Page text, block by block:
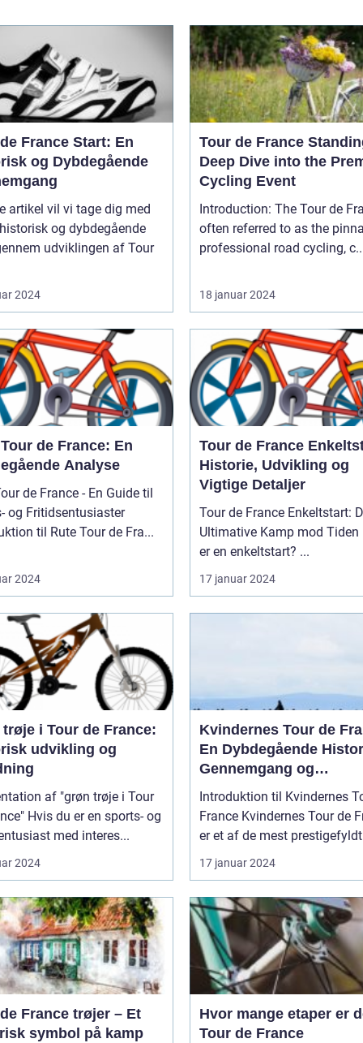
France Start: En
og Dybdegående
artikel vil vi tage dig med
og dybdegående
udviklingen af Tour
2024
Tour de France
Deep Dive into the
Cycling Event
Introduction: The Tour de France,
often referred to as the
professional road cycling,
18 januar 2024
de France: En
Analyse
de France - En Guide til
og Fritidsentusiaster
til Rute Tour de Fra...
2024
Tour de France
Historie, Udvikling og
Vigtige Detaljer
Tour de France Enkeltstart:
Ultimative Kamp mod Tiden Hvad
er en enkeltstart? ...
17 januar 2024
i Tour de France:
udvikling og
af "grøn trøje i Tour
sports- og
med interes...
2024
Kvindernes Tour de
En Dybdegående
Gennemgang og
Præsentation af Den
Legendariske Cykelløb
Introduktion til Kvindernes
France Kvindernes Tour de France
er et af de mest
17 januar 2024
France trøjer – Et
symbol på kamp
Hvor mange etaper er
Tour de France